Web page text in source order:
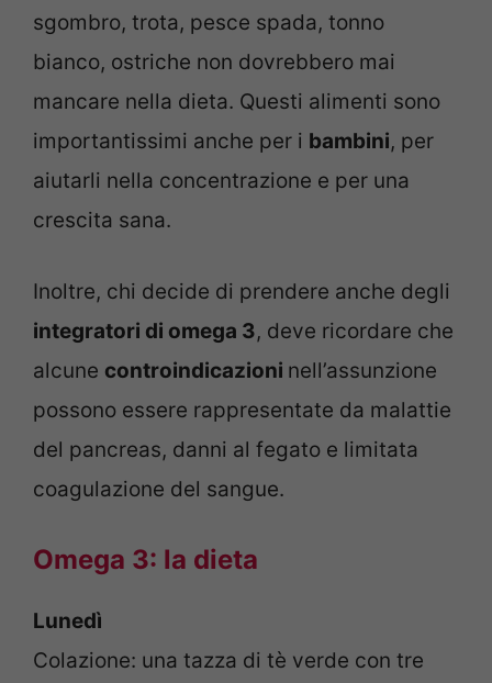
sgombro, trota, pesce spada, tonno
bianco, ostriche non dovrebbero mai
mancare nella dieta. Questi alimenti sono
importantissimi anche per i bambini, per
aiutarli nella concentrazione e per una
crescita sana.
Inoltre, chi decide di prendere anche degli
integratori di omega 3, deve ricordare che
alcune controindicazioni nell’assunzione
possono essere rappresentate da malattie
del pancreas, danni al fegato e limitata
coagulazione del sangue.
Omega 3: la dieta
Lunedì
Colazione: una tazza di tè verde con tre